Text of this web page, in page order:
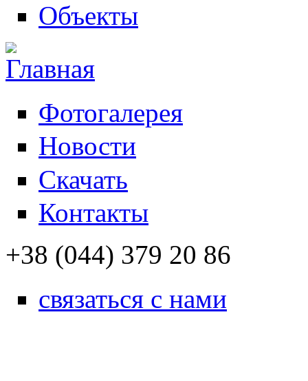
Объекты
Фотогалерея
Новости
Скачать
Контакты
+38 (044) 379 20 86
связаться с нами